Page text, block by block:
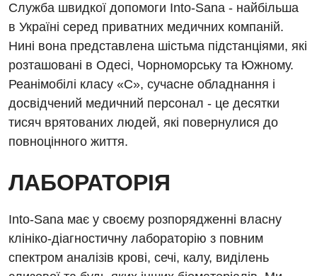
Безоплатні послуги
Вакцинація
Відділення інтенсивної терапії
Відділення кардіосудинної патології та неврології
Відділення невідкладних станів
Гематологія
Гінекологічне відділення
Денний стаціонар
Хірургічне відділення
Швидка медична допомога
Служба швидкої допомоги Into-Sana - найбільша
в Україні серед приватних медичних компаній.
Нині вона представлена шістьма підстанціями, які
розташовані в Одесі, Чорноморську та Южному.
Реанімобілі класу «С», сучасне обладнання і
досвідчений медичний персонал - це десятки
тисяч врятованих людей, які повернулися до
повноцінного життя.
ЛАБОРАТОРІЯ
Into-Sana має у своєму розпорядженні власну
клініко-діагностичну лабораторію з повним
спектром аналізів крові, сечі, калу, виділень